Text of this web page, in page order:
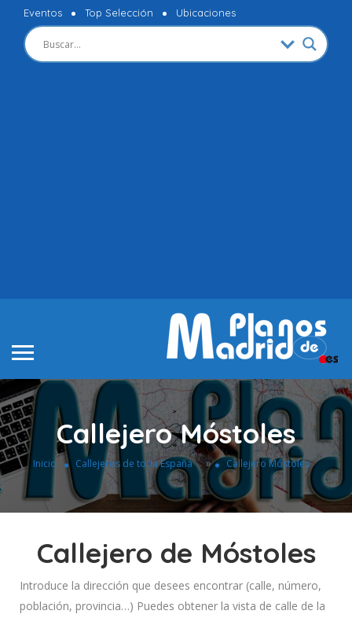
Eventos Top Selección Ubicaciones
Callejero Móstoles
Inicio Callejeros de toda España » Callejero Móstoles
Callejero de Móstoles
Introduce la dirección que desees encontrar (calle, número,
población, provincia…) Puedes obtener la vista de calle de la